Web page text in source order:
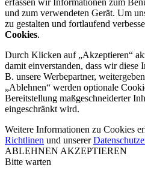
und zum verwendeten Gerät. Um
zu gestalten und fortlaufend
Cookies.
Durch Klicken auf „Akzeptieren“
damit einverstanden, dass wir
B. unsere Werbepartner,
„Ablehnen“ werden optionale
Bereitstellung maßgeschneiderter
eingeschränkt wird.
Weitere Informationen zu Cookies
Richtlinen und unserer
ABLEHNEN AKZEPTIEREN
Bitte warten